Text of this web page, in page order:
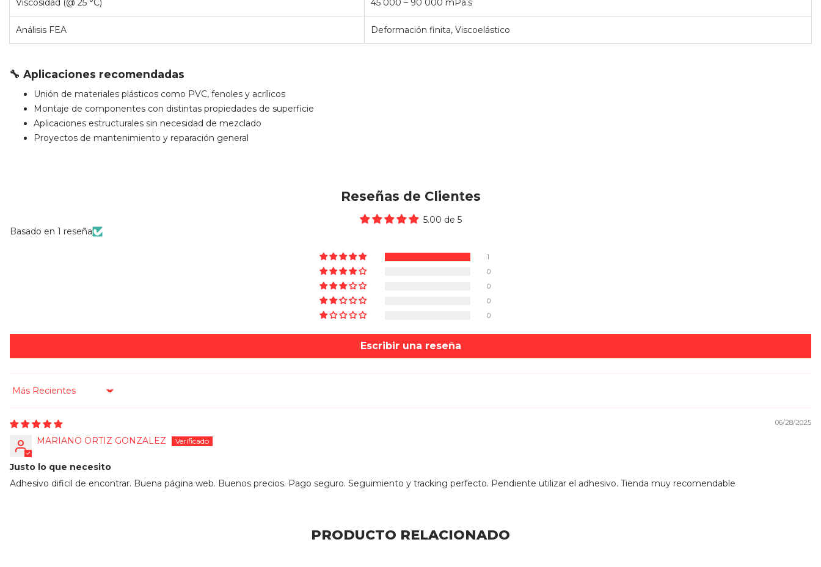
Análisis FEA Deformación finita, Viscoelástico
🔧 Aplicaciones recomendadas
Unión de materiales plásticos como PVC, fenoles y acrílicos
Montaje de componentes con distintas propiedades de superficie
Aplicaciones estructurales sin necesidad de mezclado
Proyectos de mantenimiento y reparación general
Reseñas de Clientes
5.00 de 5
Basado en 1 reseña
1
0
0
0
0
Escribir una reseña
Sort by
06/28/2025
MARIANO ORTIZ GONZALEZ
Justo lo que necesito
Adhesivo dificil de encontrar. Buena página web. Buenos precios. Pago seguro. Seguimiento y tracking perfecto. Pendiente utilizar el adhesivo. Tienda muy recomendable
PRODUCTO RELACIONADO